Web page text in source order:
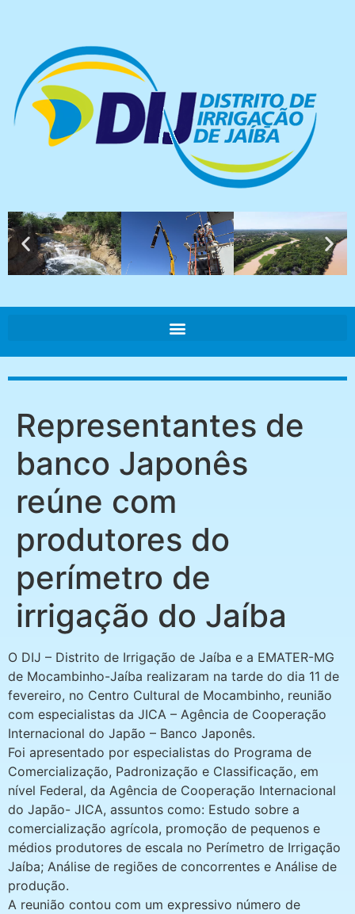
Representantes de
banco Japonês
reúne com
produtores do
perímetro de
irrigação do Jaíba
O DIJ – Distrito de Irrigação de Jaíba e a EMATER-MG
de Mocambinho-Jaíba realizaram na tarde do dia 11 de
fevereiro, no Centro Cultural de Mocambinho, reunião
com especialistas da JICA – Agência de Cooperação
Internacional do Japão – Banco Japonês.
Foi apresentado por especialistas do Programa de
Comercialização, Padronização e Classificação, em
nível Federal, da Agência de Cooperação Internacional
do Japão- JICA, assuntos como: Estudo sobre a
comercialização agrícola, promoção de pequenos e
médios produtores de escala no Perímetro de Irrigação
Jaíba; Análise de regiões de concorrentes e Análise de
produção.
A reunião contou com um expressivo número de